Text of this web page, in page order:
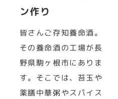
ン作り
皆さんご存知養命酒。
その養命酒の工場が長
野県駒ヶ根市にありま
す。そこでは、苔玉や
薬膳中華粥やスパイス